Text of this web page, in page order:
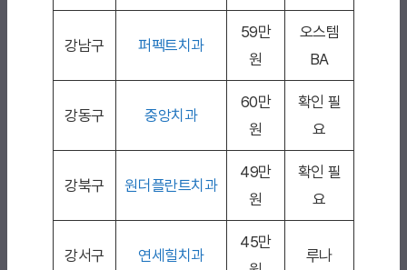
강남구 퍼펙트치과
59만
원
오스템
BA
강동구 중앙치과
60만
원
확인 필
요
강북구 원더플란트치과
49만
원
확인 필
요
강서구 연세힐치과
45만
루나